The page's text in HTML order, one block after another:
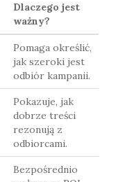
Dlaczego jest
ważny?
Pomaga określić,
jak szeroki jest
odbiór kampanii.
Pokazuje, jak
dobrze treści
rezonują z
odbiorcami.
Bezpośrednio